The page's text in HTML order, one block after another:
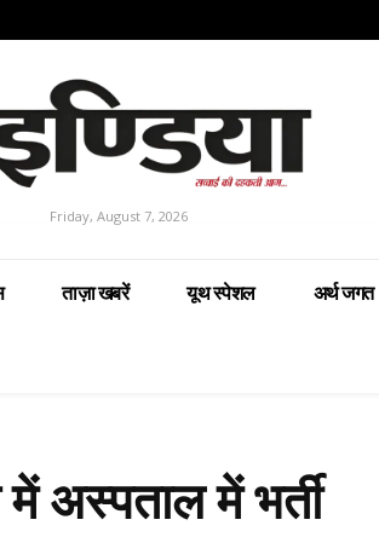
Friday, August 7, 2026
ताज़ा खबरें यूथ स्पेशल अर्थ जगत
अस्पताल में भर्ती